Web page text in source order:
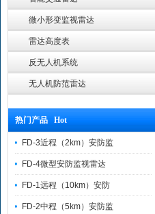
微小形变监视雷达
雷达高度表
反无人机系统
无人机防范雷达
热门产品 Hot
FD-3近程（2km）安防监
FD-4微型安防监视雷达
FD-1远程（10km）安防
FD-2中程（5km）安防监